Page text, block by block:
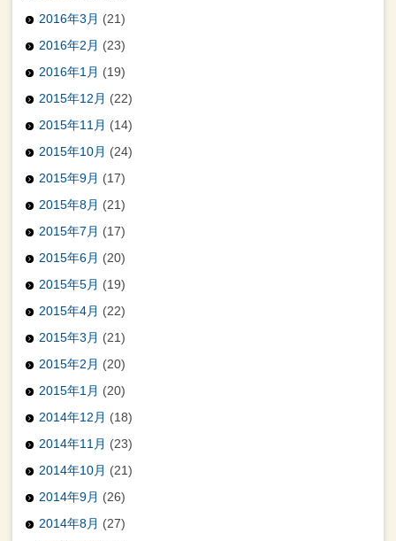
2016年3月 (21)
2016年2月 (23)
2016年1月 (19)
2015年12月 (22)
2015年11月 (14)
2015年10月 (24)
2015年9月 (17)
2015年8月 (21)
2015年7月 (17)
2015年6月 (20)
2015年5月 (19)
2015年4月 (22)
2015年3月 (21)
2015年2月 (20)
2015年1月 (20)
2014年12月 (18)
2014年11月 (23)
2014年10月 (21)
2014年9月 (26)
2014年8月 (27)